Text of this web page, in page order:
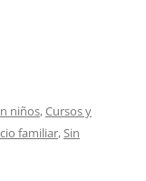
niños,Cursos y
familiar,Sin